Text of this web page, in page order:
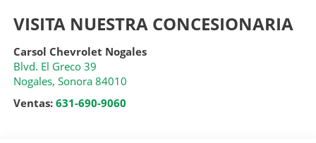
VISITA NUESTRA CONCESIONARIA
Carsol Chevrolet Nogales
Blvd. El Greco 39
Nogales, Sonora 84010
Ventas: 631-690-9060